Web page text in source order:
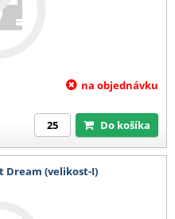
na objednávku
Do košíka
Dream (velikost-I)